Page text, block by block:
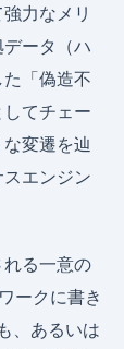
力なメリ
ータ（ハ
「偽造不
てチェー
変遷を辿
エンジン
る一意の
ークに書き
、あるいは